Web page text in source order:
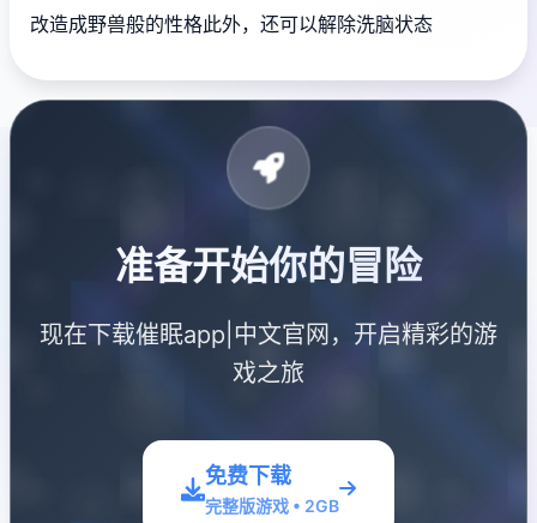
改造成野兽般的性格此外，还可以解除洗脑状态
准备开始你的冒险
现在下载催眠app|中文官网，开启精彩的游
戏之旅
免费下载
完整版游戏 • 2GB